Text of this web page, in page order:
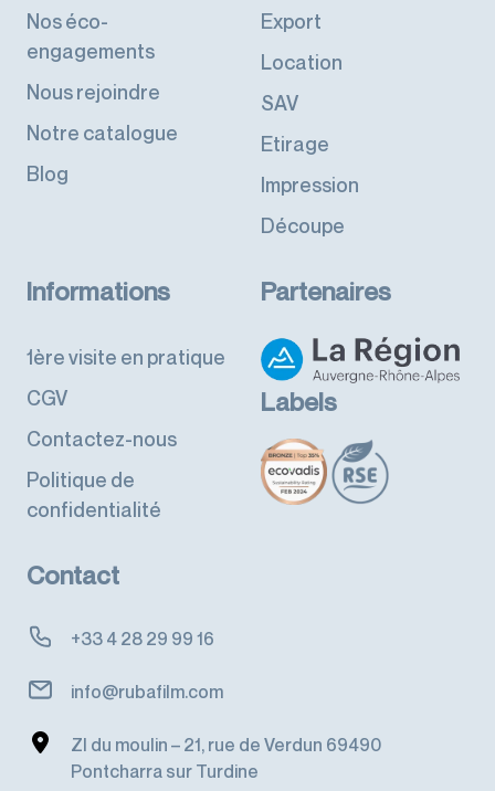
Nos éco-
engagements
Nous rejoindre
Notre catalogue
Blog
Export
Location
SAV
Etirage
Impression
Découpe
Informations
1ère visite en pratique
CGV
Contactez-nous
Politique de
confidentialité
Partenaires
Labels
Contact
+33 4 28 29 99 16
info@rubafilm.com
ZI du moulin – 21, rue de Verdun 69490
Pontcharra sur Turdine